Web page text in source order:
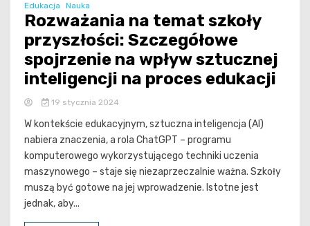
Edukacja Nauka
Rozważania na temat szkoły
przyszłości: Szczegółowe
spojrzenie na wpływ sztucznej
inteligencji na proces edukacji
19 stycznia 2024
W kontekście edukacyjnym, sztuczna inteligencja (AI)
nabiera znaczenia, a rola ChatGPT – programu
komputerowego wykorzystującego techniki uczenia
maszynowego – staje się niezaprzeczalnie ważna. Szkoły
muszą być gotowe na jej wprowadzenie. Istotne jest
jednak, aby...